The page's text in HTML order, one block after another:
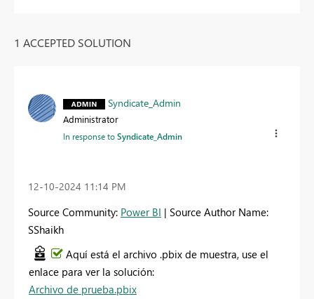
1 ACCEPTED SOLUTION
Syndicate_Admin
Administrator
In response toSyndicate_Admin
‎12-10-2024 11:14 PM
Source Community: Power BI | Source Author Name:
SShaikh
Aquí está el archivo .pbix de muestra, use el
enlace para ver la solución:
Archivo de prueba.pbix